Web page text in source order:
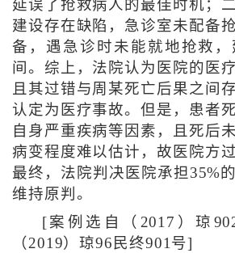
延误了抢救病人的最佳时机；
建设存在缺陷，急诊室未配备
备，遇急诊时未能就地抢救
间。综上，法院认为医院的医
且其过错与周某死亡后果之间
认定为医疗事故。但是，患者
自身严重疾病等因素，且死后
病变程度难以估计，故医院方
最终，法院判决医院承担35%
维持原判。
[案例选自（2017）琼
（2019）琼96民终901号]